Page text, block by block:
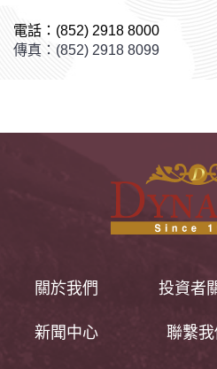
電話：(852) 2918 8000
傳真：(852) 2918 8099
關於我們 投資者
新聞中心 聯繫我